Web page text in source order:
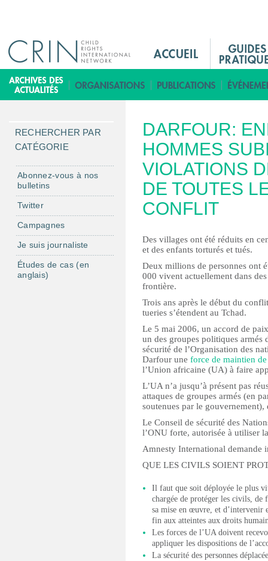
i
n
e
n
u
F
i
DARFOUR:
HOMMES
VIOLATIONS
DE TOUTES
CONFLIT
Des villages ont été réduits en
et des enfants torturés et tués.
Deux millions de personnes ont
000 vivent actuellement dans
frontière.
Trois ans après le début du
tueries s’étendent au Tchad.
Le 5 mai 2006, un accord de
un des groupes politiques
sécurité de l’Organisation des
Darfour une force de maintien
l’Union africaine (UA) à faire
L’UA n’a jusqu’à présent pas
attaques de groupes armés (en
soutenues par le
Le Conseil de sécurité des
l’ONU forte, autorisée à utiliser
Amnesty International demande
QUE LES CIVILS SOIENT
Il faut que soit déployée le plus
chargée de protéger les civils, de
sa mise en œuvre, et d’intervenir
fin aux atteintes aux droits
Les forces de l’UA doivent
appliquer les dispositions de
La sécurité des personnes
RECHERCHER PAR
CATÉGORIE
Abonnez-vous à nos
bulletins
Twitter
Campagnes
Je suis journaliste
Études de cas (en
anglais)